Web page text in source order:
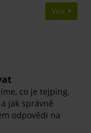
Více
co je tejping,
jak správně
odpovědi na